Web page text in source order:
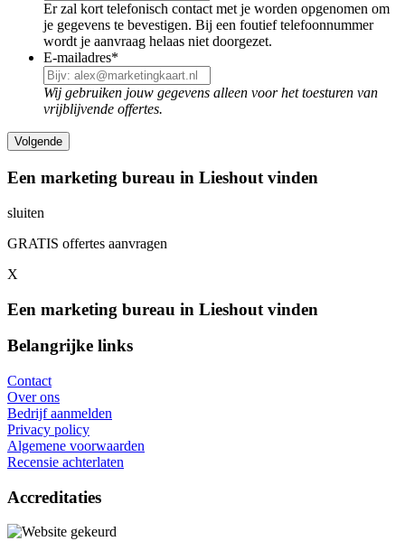
Er zal kort telefonisch contact met je worden opgenomen om
je gegevens te bevestigen. Bij een foutief telefoonnummer
wordt je aanvraag helaas niet doorgezet.
E-mailadres*
Wij gebruiken jouw gegevens alleen voor het toesturen van
vrijblijvende offertes.
Een marketing bureau in Lieshout vinden
sluiten
GRATIS offertes aanvragen
X
Een marketing bureau in Lieshout vinden
Belangrijke links
Contact
Over ons
Bedrijf aanmelden
Privacy policy
Algemene voorwaarden
Recensie achterlaten
Accreditaties